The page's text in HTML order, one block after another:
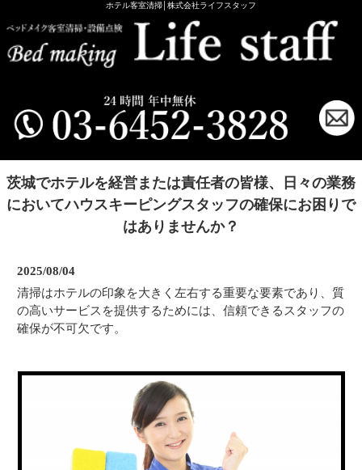
ホテル客室清掃│株式会社ライフスタッフ
茨城でホテルを経営または責任者の皆様、日々の業務
においてハウスキーピングスタッフの確保にお困りで
はありませんか？
2025/08/04
清掃はホテルの印象を大きく左右する重要な要素であり、質
の高いサービスを提供するためには、信頼できるスタッフの
確保が不可欠です。